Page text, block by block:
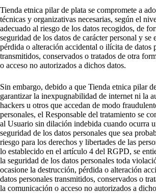
Tienda etnica pilar de plata se compromete a
técnicas y organizativas necesarias, según el
adecuado al riesgo de los datos recogidos, de
seguridad de los datos de carácter personal y se
pérdida o alteración accidental o ilícita de datos
transmitidos, conservados o tratados de otra
o acceso no autorizados a dichos datos.
Sin embargo, debido a que Tienda etnica pilar
garantizar la inexpugnabilidad de internet ni la
hackers u otros que accedan de modo
personales, el Responsable del tratamiento se
al Usuario sin dilación indebida cuando ocurra
seguridad de los datos personales que sea
riesgo para los derechos y libertades de las
lo establecido en el artículo 4 del RGPD, se
la seguridad de los datos personales toda
ocasione la destrucción, pérdida o alteración
datos personales transmitidos, conservados o
la comunicación o acceso no autorizados a